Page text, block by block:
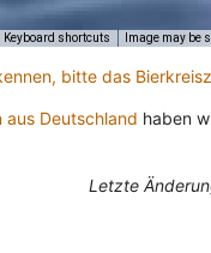
Keyboard shortcuts Image may be
bitte das
aus Deutschland haben
Letzte